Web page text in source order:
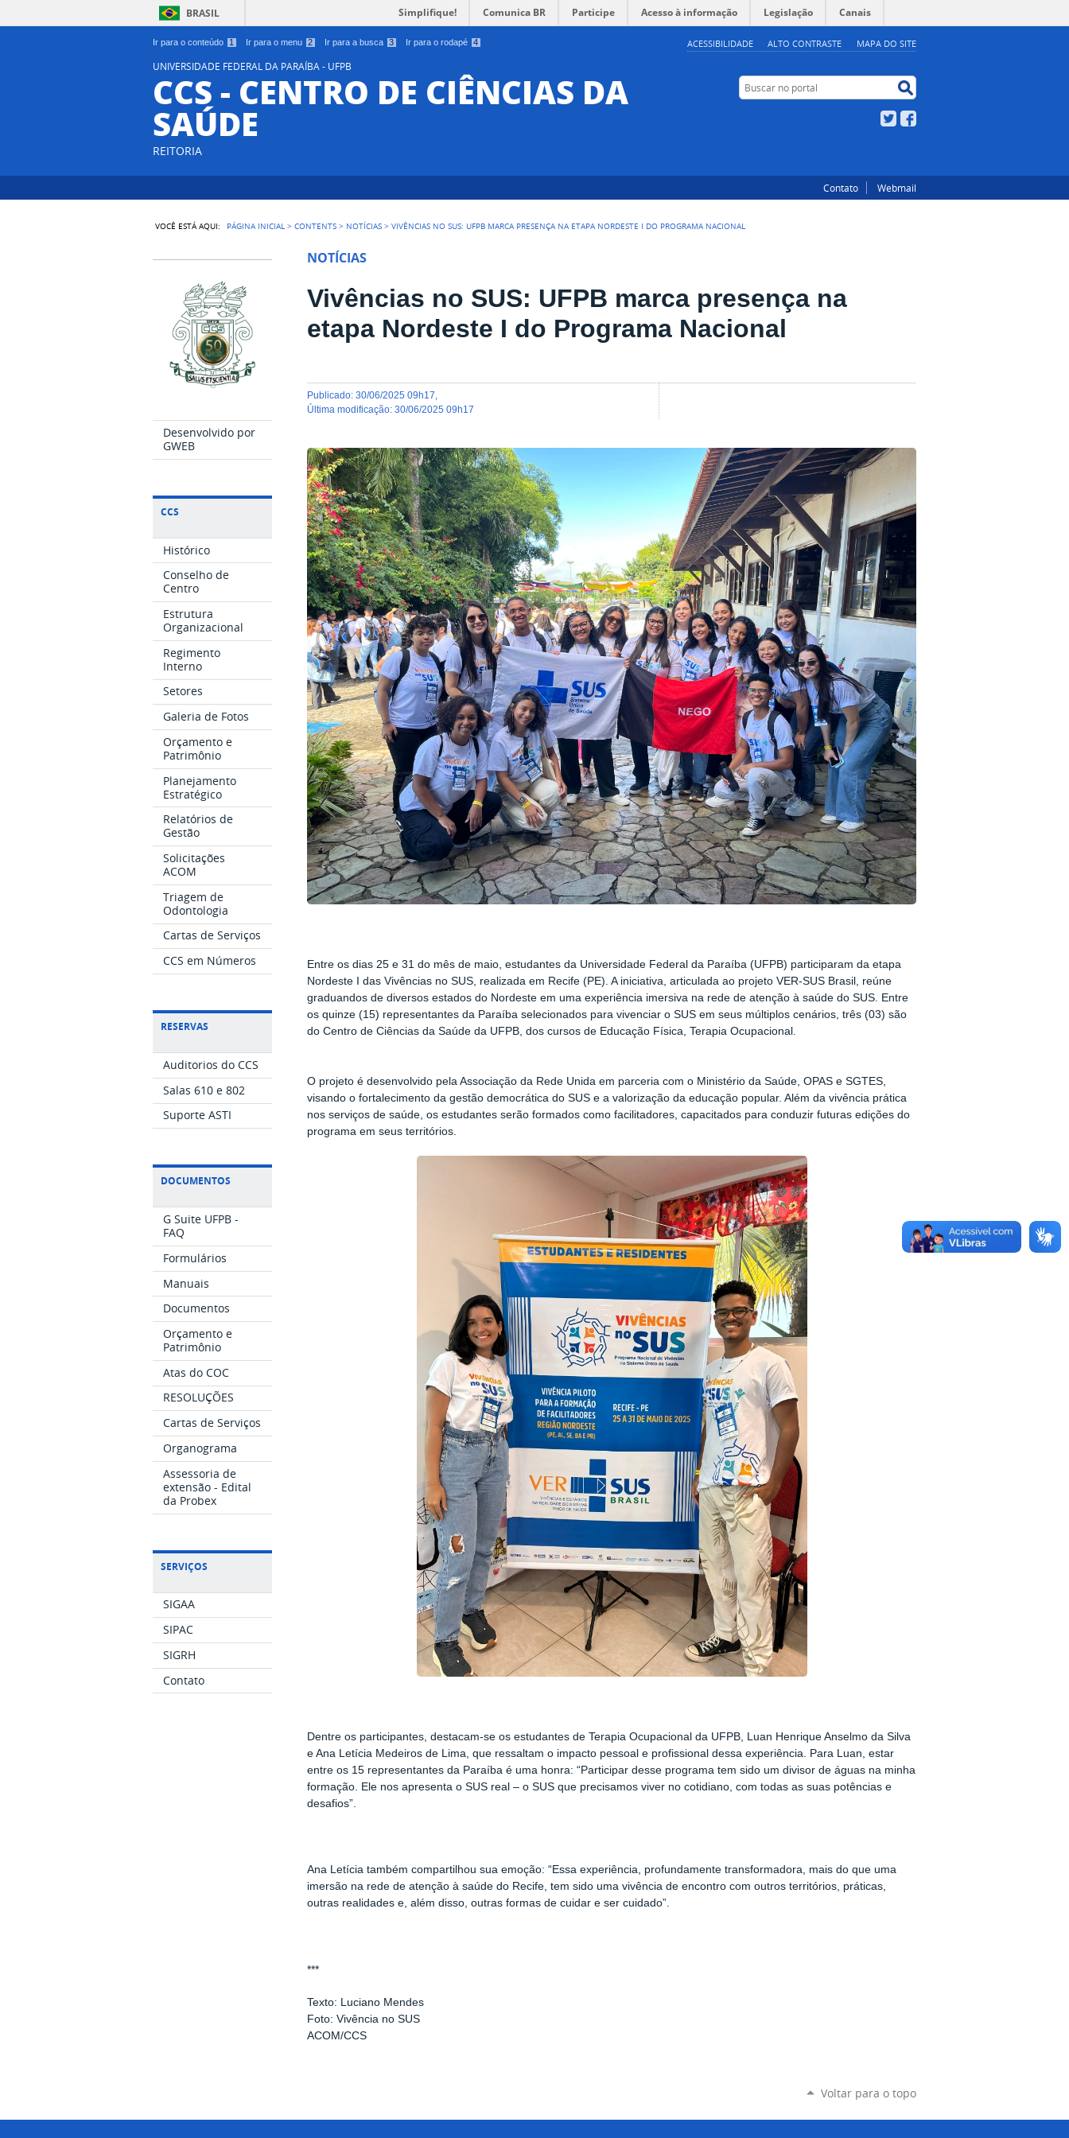
Ir para o conteúdo 1 Ir para o menu 2 Ir para a busca 3 Ir para o rodapé 4 ACESSIBILIDADE ALTO CONTRASTE MAPA DO SITE
BRASIL Simplifique! Comunica BR Participe Acesso à informação Legislação Canais
UNIVERSIDADE FEDERAL DA PARAÍBA - UFPB
CCS - CENTRO DE CIÊNCIAS DA
SAÚDE
REITORIA
Buscar no portal
Twitter
Contato Webmail
VOCÊ ESTÁ AQUI: PÁGINA INICIAL >CONTENTS > NOTÍCIAS >VIVÊNCIAS NO SUS: UFPB MARCA PRESENÇA NA ETAPA NORDESTE I DO PROGRAMA NACIONAL
Desenvolvido por
GWEB
CCS
Histórico
Conselho de
Centro
Estrutura
Organizacional
Regimento
Interno
Setores
Galeria de Fotos
Orçamento e
Patrimônio
Planejamento
Estratégico
Relatórios de
Gestão
Solicitações
ACOM
Triagem de
Odontologia
Cartas de Serviços
CCS em Números
RESERVAS
Auditorios do CCS
Salas 610 e 802
Suporte ASTI
DOCUMENTOS
G Suite UFPB -
FAQ
Formulários
Manuais
Documentos
Orçamento e
Patrimônio
Atas do COC
RESOLUÇÕES
Cartas de Serviços
Organograma
Assessoria de
extensão - Edital
da Probex
SERVIÇOS
SIGAA
SIPAC
SIGRH
Contato
NOTÍCIAS
Vivências no SUS: UFPB marca presença na
etapa Nordeste I do Programa Nacional
publicado:30/06/2025 09h17
última modificação:30/06/2025 09h17
Entre os dias 25 e 31 do mês de maio, estudantes da Universidade Federal da Paraíba (UFPB) participaram da etapa
Nordeste I das Vivências no SUS, realizada em Recife (PE). A iniciativa, articulada ao projeto VER-SUS Brasil, reúne
graduandos de diversos estados do Nordeste em uma experiência imersiva na rede de atenção à saúde do SUS. Entre
os quinze (15) representantes da Paraíba selecionados para vivenciar o SUS em seus múltiplos cenários, três (03) são
do Centro de Ciências da Saúde da UFPB, dos cursos de Educação Física, Terapia Ocupacional.
O projeto é desenvolvido pela Associação da Rede Unida em parceria com o Ministério da Saúde, OPAS e SGTES,
visando o fortalecimento da gestão democrática do SUS e a valorização da educação popular. Além da vivência prática
nos serviços de saúde, os estudantes serão formados como facilitadores, capacitados para conduzir futuras edições do
programa em seus territórios.
Dentre os participantes, destacam-se os estudantes de Terapia Ocupacional da UFPB, Luan Henrique Anselmo da Silva
e Ana Letícia Medeiros de Lima, que ressaltam o impacto pessoal e profissional dessa experiência. Para Luan, estar
entre os 15 representantes da Paraíba é uma honra: “Participar desse programa tem sido um divisor de águas na minha
formação. Ele nos apresenta o SUS real – o SUS que precisamos viver no cotidiano, com todas as suas potências e
desafios”.
Ana Letícia também compartilhou sua emoção: “Essa experiência, profundamente transformadora, mais do que uma
imersão na rede de atenção à saúde do Recife, tem sido uma vivência de encontro com outros territórios, práticas,
outras realidades e, além disso, outras formas de cuidar e ser cuidado”.
***
Texto: Luciano Mendes
Foto: Vivência no SUS
ACOM/CCS
Voltar para o topo